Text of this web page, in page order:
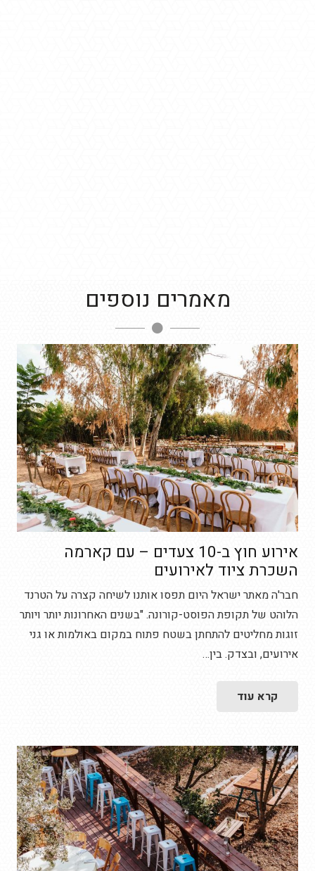
מאמרים נוספים
אירוע חוץ ב-10 צעדים – עם קארמה
השכרת ציוד לאירועים
חבר'ה מאתר ישראל היום תפסו אותנו לשיחה קצרה על הטרנד
הלוהט של תקופת הפוסט-קורונה. "בשנים האחרונות יותר ויותר
זוגות מחליטים להתחתן בשטח פתוח במקום באולמות או גני
אירועים, ובצדק. בין…
קרא עוד